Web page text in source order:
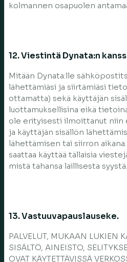
kolmannen osapuolen
12. Viestintä Dynata:n
Mitään Dynata:lle
lähettämiäsi ja siirtämiäsi
ottamatta) sekä käyttäjän
luottamuksellisina eikä
ole erityisesti ilmoittanut niin
ja käyttäjän sisällön
lähettämisen tai siirron
saattaa käyttää tällaisia
mistä tahansa laillisesta syystä.
13. Vastuuvapauslauseke.
PALVELUT, MUKAAN LUKIEN
SISÄLTÖ, AINEISTO,
OVAT KÄYTETTÄVISSÄ